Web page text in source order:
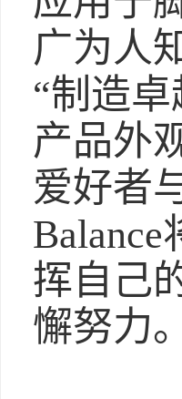
广为人
“制造
产品外
爱好者
挥自己
懈努力。